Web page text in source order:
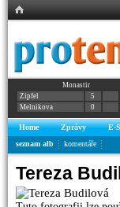
Monastir
Zipfel
5
Melnikova
0
Home Zprávy E-
seznam alb
komentáře
Tereza